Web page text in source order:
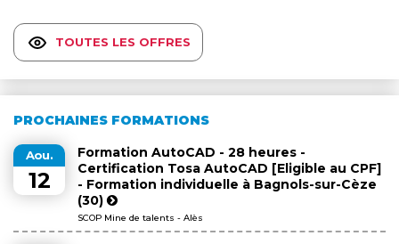
TOUTES LES OFFRES
PROCHAINES FORMATIONS
Aou.
12
Formation AutoCAD - 28 heures -
Certification Tosa AutoCAD [Eligible au CPF]
- Formation individuelle à Bagnols-sur-Cèze
(30)
SCOP Mine de talents - Alès